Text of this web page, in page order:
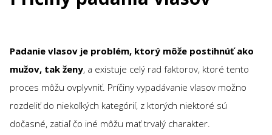
Padanie vlasov je problém, ktorý môže postihnúť ako
mužov, tak ženy, a existuje celý rad faktorov, ktoré tento
proces môžu ovplyvniť. Príčiny vypadávanie vlasov možno
rozdeliť do niekoľkých kategórií, z ktorých niektoré sú
dočasné, zatiaľ čo iné môžu mať trvalý charakter.